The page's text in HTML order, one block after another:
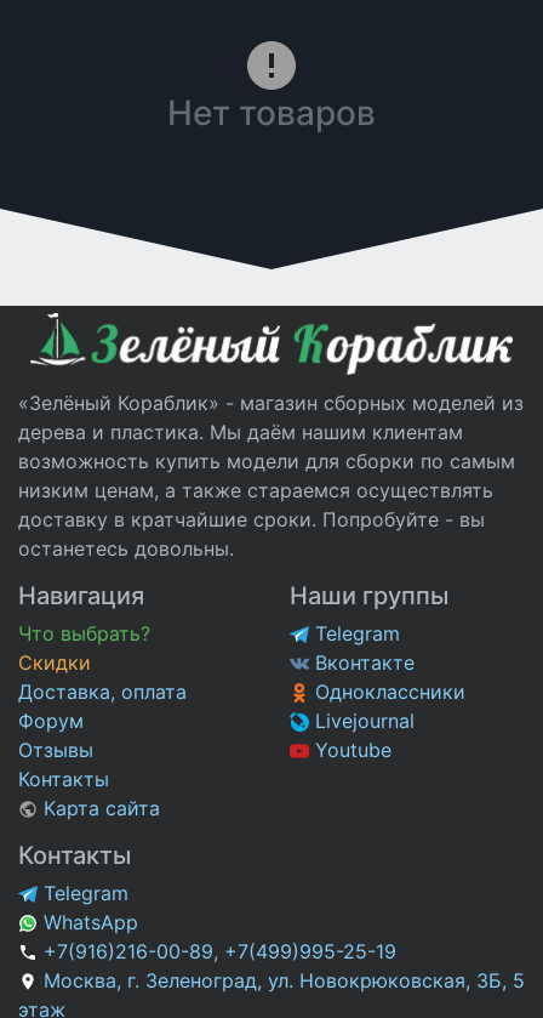
Нет товаров
«Зелёный Кораблик» - магазин сборных моделей из
дерева и пластика. Мы даём нашим клиентам
возможность купить модели для сборки по самым
низким ценам, а также стараемся осуществлять
доставку в кратчайшие сроки. Попробуйте - вы
останетесь довольны.
Навигация
Что выбрать?
Скидки
Доставка, оплата
Форум
Отзывы
Контакты
Карта сайта
Наши группы
Telegram
Вконтакте
Одноклассники
Livejournal
Youtube
Контакты
Telegram
WhatsApp
+7(916)216-00-89, +7(499)995-25-19
Москва, г. Зеленоград, ул. Новокрюковская, 3Б, 5
этаж